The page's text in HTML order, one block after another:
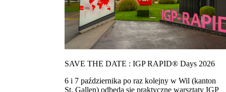
SAVE THE DATE : IGP RAPID® Days 2026
6 i 7 października po raz kolejny w Wil (kanton
St. Gallen) odbędą się praktyczne warsztaty IGP